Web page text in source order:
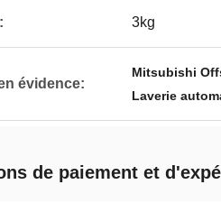
3kg
évidence:
Mitsubishi
Laverie
de paiement et